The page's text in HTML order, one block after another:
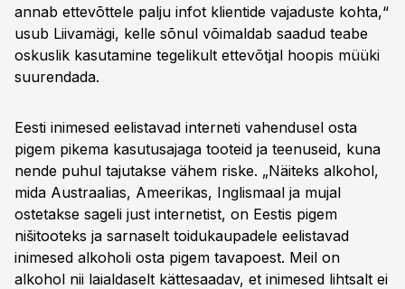
annab ettevõttele palju infot klientide vajaduste kohta,“
usub Liivamägi, kelle sõnul võimaldab saadud teabe
oskuslik kasutamine tegelikult ettevõtjal hoopis müüki
suurendada.
Eesti inimesed eelistavad interneti vahendusel osta
pigem pikema kasutusajaga tooteid ja teenuseid, kuna
nende puhul tajutakse vähem riske. „Näiteks alkohol,
mida Austraalias, Ameerikas, Inglismaal ja mujal
ostetakse sageli just internetist, on Eestis pigem
nišitooteks ja sarnaselt toidukaupadele eelistavad
inimesed alkoholi osta pigem tavapoest. Meil on
alkohol nii laialdaselt kättesaadav, et inimesed lihtsalt ei